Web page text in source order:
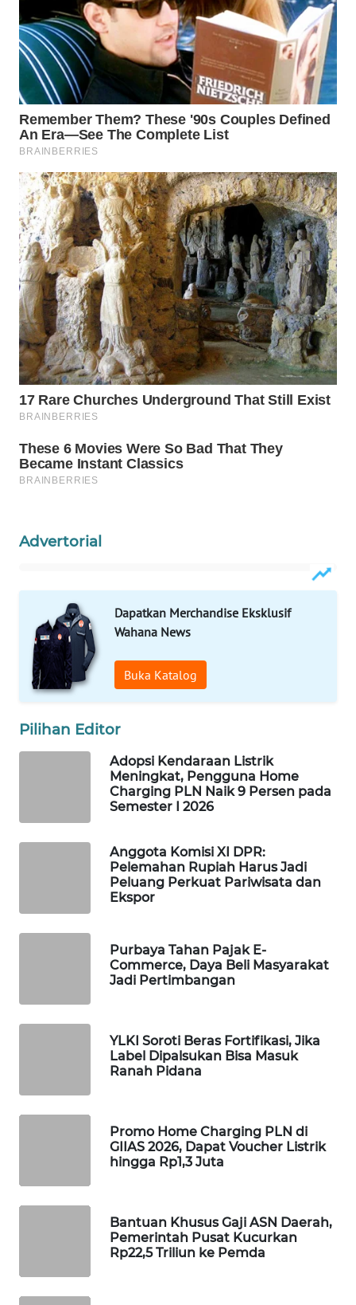
Advertorial
Dapatkan Merchandise Eksklusif
Wahana News
Buka Katalog
Pilihan Editor
Adopsi Kendaraan Listrik
Meningkat, Pengguna Home
Charging PLN Naik 9 Persen pada
Semester I 2026
Anggota Komisi XI DPR:
Pelemahan Rupiah Harus Jadi
Peluang Perkuat Pariwisata dan
Ekspor
Purbaya Tahan Pajak E-
Commerce, Daya Beli Masyarakat
Jadi Pertimbangan
YLKI Soroti Beras Fortifikasi, Jika
Label Dipalsukan Bisa Masuk
Ranah Pidana
Promo Home Charging PLN di
GIIAS 2026, Dapat Voucher Listrik
hingga Rp1,3 Juta
Bantuan Khusus Gaji ASN Daerah,
Pemerintah Pusat Kucurkan
Rp22,5 Triliun ke Pemda
WN
PRIANGAN
TIMUR
WN
SEMARANG
WN
WN
BOROBUDUR
WN
MADURA
WN
SURABAYA
WN
NATUNA
BINTAN
WN
LABUANBAJO
WN
BORNEO
Wahana
Media
WAHANA
ADVOKAT
WAHANA